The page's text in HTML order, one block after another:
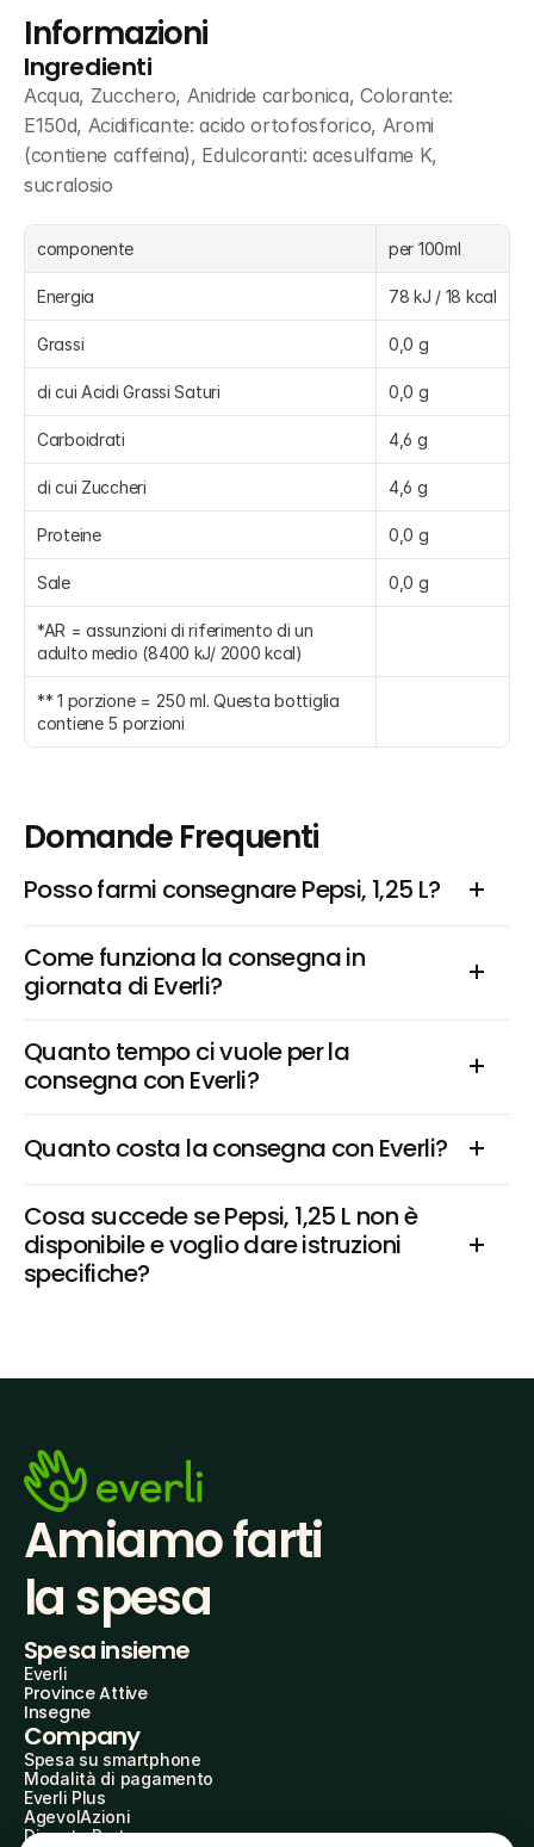
Informazioni
Ingredienti
Acqua, Zucchero, Anidride carbonica, Colorante:
E150d, Acidificante: acido ortofosforico, Aromi
(contiene caffeina), Edulcoranti: acesulfame K,
sucralosio
componente per 100ml
Energia 78 kJ / 18 kcal
Grassi 0,0 g
di cui Acidi Grassi Saturi 0,0 g
Carboidrati 4,6 g
di cui Zuccheri 4,6 g
Proteine 0,0 g
Sale 0,0 g
*AR = assunzioni di riferimento di un
adulto medio (8400 kJ/ 2000 kcal)
** 1 porzione = 250 ml. Questa bottiglia
contiene 5 porzioni
Domande Frequenti
Posso farmi consegnare Pepsi, 1,25 L?
Come funziona la consegna in
giornata di Everli?
Quanto tempo ci vuole per la
consegna con Everli?
Quanto costa la consegna con Everli?
Cosa succede se Pepsi, 1,25 L non è
disponibile e voglio dare istruzioni
specifiche?
Amiamo farti
la spesa
Spesa insieme
Everli
Province Attive
Insegne
Company
Spesa su smartphone
Modalità di pagamento
Everli Plus
AgevolAzioni
Diventa Partner